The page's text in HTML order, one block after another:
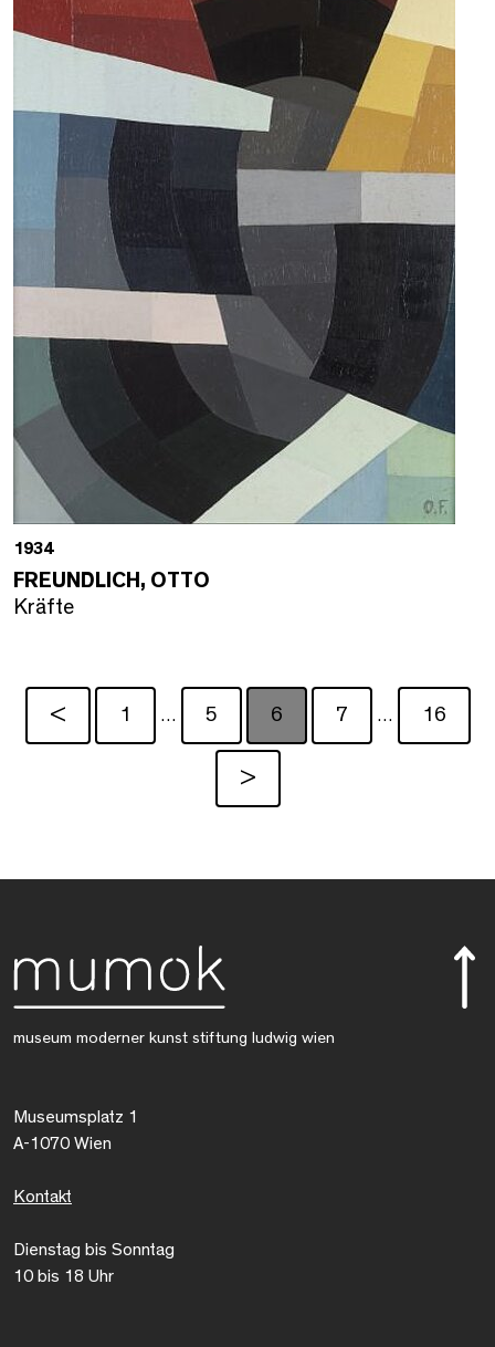
1934
FREUNDLICH, OTTO
Kräfte
< 1 … 5 6 7 … 16
>
museum moderner kunst stiftung ludwig wien
Museumsplatz 1
A-1070 Wien
Kontakt
Dienstag bis Sonntag
10 bis 18 Uhr